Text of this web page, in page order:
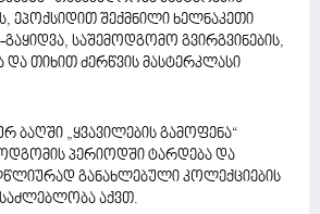
ეპოქსიდით შექმნილი ხელნაკეთი
გაყიდვა, საშემოდგომო გვირგვინების,
და თიხით ძერწვის მასტერკლასი
ბაღში „ყვავილების გამოფენა“
პერიოდში ტარდება და
განახლებული კოლექციების
აქვთ.